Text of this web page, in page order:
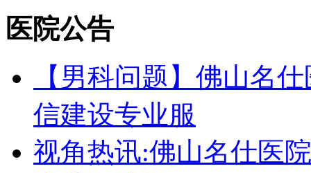
医院公告
【男科问题】佛山名
信建设专业服
视角热讯:佛山名仕医